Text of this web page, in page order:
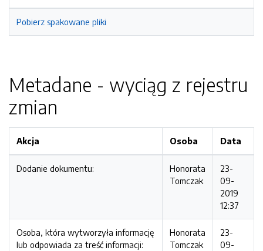
Pobierz spakowane pliki
Metadane - wyciąg z rejestru
zmian
Akcja Osoba Data
Dodanie dokumentu:
Honorata
Tomczak
23-
09-
2019
12:37
Osoba, która wytworzyła informację
lub odpowiada za treść informacji:
Honorata
Tomczak
23-
09-